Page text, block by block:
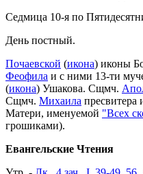
Седмица 10-я по
День постный.
Почаевской (икона) иконы
Феофила и с ними 13-ти
(икона) Ушакова. Сщмч.
Сщмч. Михаила пресвитера
Матери, именуемой "Всех
грошиками).
Евангельские Чтения